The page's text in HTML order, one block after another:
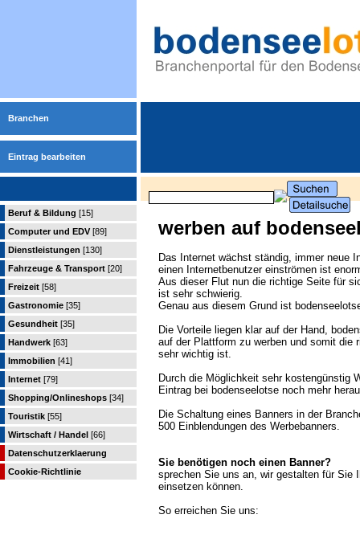
Branchen
Eintrag bearbeiten
Beruf & Bildung [15]
Computer und EDV [89]
Dienstleistungen [130]
Fahrzeuge & Transport [20]
Freizeit [58]
Gastronomie [35]
Gesundheit [35]
Handwerk [63]
Immobilien [41]
Internet [79]
Shopping/Onlineshops [34]
Touristik [55]
Wirtschaft / Handel [66]
Datenschutzerklaerung
Cookie-Richtlinie
werben auf
Das Internet wächst ständig, immer neue
einen Internetbenutzer einströmen ist
Aus dieser Flut nun die richtige Seite für
ist sehr schwierig.
Genau aus diesem Grund ist
Die Vorteile liegen klar auf der Hand,
auf der Plattform zu werben und somit die
sehr wichtig ist.
Durch die Möglichkeit sehr kostengünstig
Eintrag bei bodenseelotse noch mehr
Die Schaltung eines Banners in der
500 Einblendungen des Werbebanners.
Sie benötigen noch einen Banner?
sprechen Sie uns an, wir gestalten für Sie
einsetzen können.
So erreichen Sie uns: